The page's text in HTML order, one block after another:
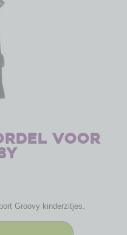
voor
Groovy kinderzitjes.